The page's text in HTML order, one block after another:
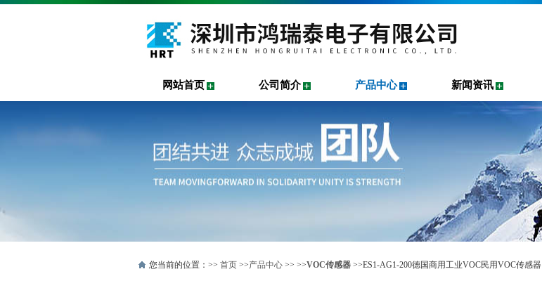
网站首页 公司简介 产品中心 新闻资讯
您当前的位置：>> 首页 >>产品中心 >> >>VOC传感器 >>ES1-AG1-200德国商用工业VOC民用VOC传感器